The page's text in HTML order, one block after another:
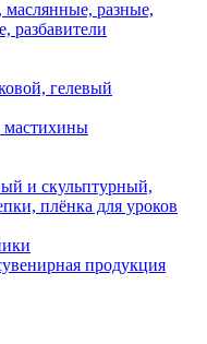
разные,
разбавители
гелевый
мастихины
и скульптурный,
плёнка для уроков
продукция